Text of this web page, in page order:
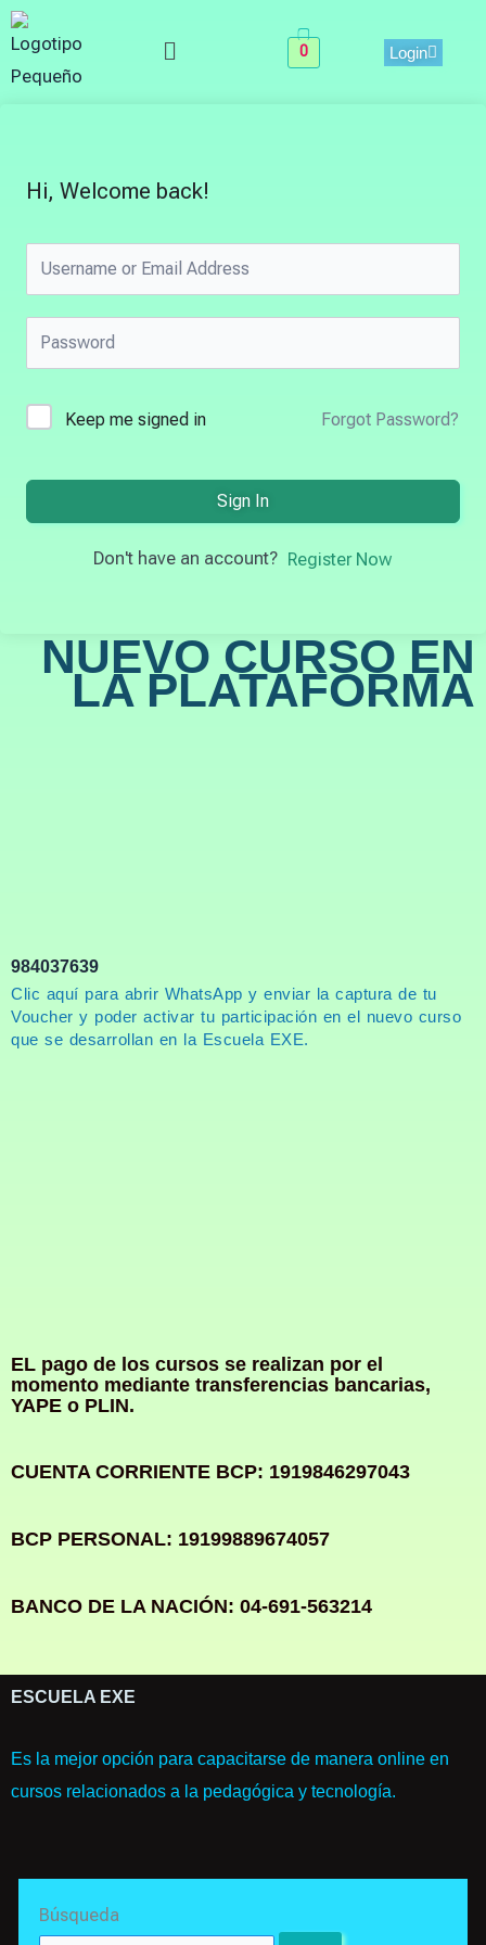
Skip
to
content
Menu 0 Login
Hi, Welcome back!
Keep me signed in Forgot Password?
Sign In
Don't have an account? Register Now
NUEVO CURSO EN
LA PLATAFORMA
984037639
Clic aquí para abrir WhatsApp y enviar la captura de tu
Voucher y poder activar tu participación en el nuevo curso
que se desarrollan en la Escuela EXE.
EL pago de los cursos se realizan por el
momento mediante transferencias bancarias,
YAPE o PLIN.
CUENTA CORRIENTE BCP: 1919846297043
BCP PERSONAL: 19199889674057
BANCO DE LA NACIÓN: 04-691-563214
ESCUELA EXE
Es la mejor opción para capacitarse de manera online en
cursos relacionados a la pedagógica y tecnología.
Búsqueda
for: